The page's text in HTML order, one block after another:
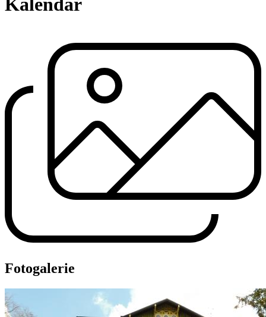
Kalendář
Fotogalerie